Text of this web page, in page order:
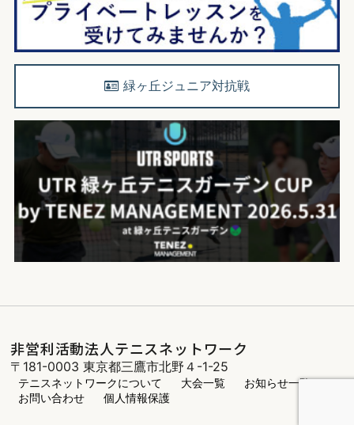
緑ヶ丘ジュニア対抗戦
非営利活動法人テニスネットワーク
〒181-0003 東京都三鷹市北野４-1-25
テニスネットワークについて 大会一覧
お知らせ一覧
お問い合わせ
個人情報保護